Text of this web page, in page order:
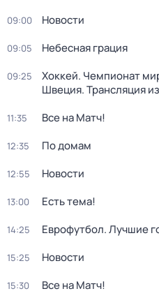
09:00 Новости
09:05 Небесная грация
09:25
Хоккей. Чемпионат
Швеция. Трансляция
11:35 Все на Матч!
12:35 По домам
12:55 Новости
13:00 Есть тема!
14:25 Еврофутбол. Лучшие
15:25 Новости
15:30 Все на Матч!